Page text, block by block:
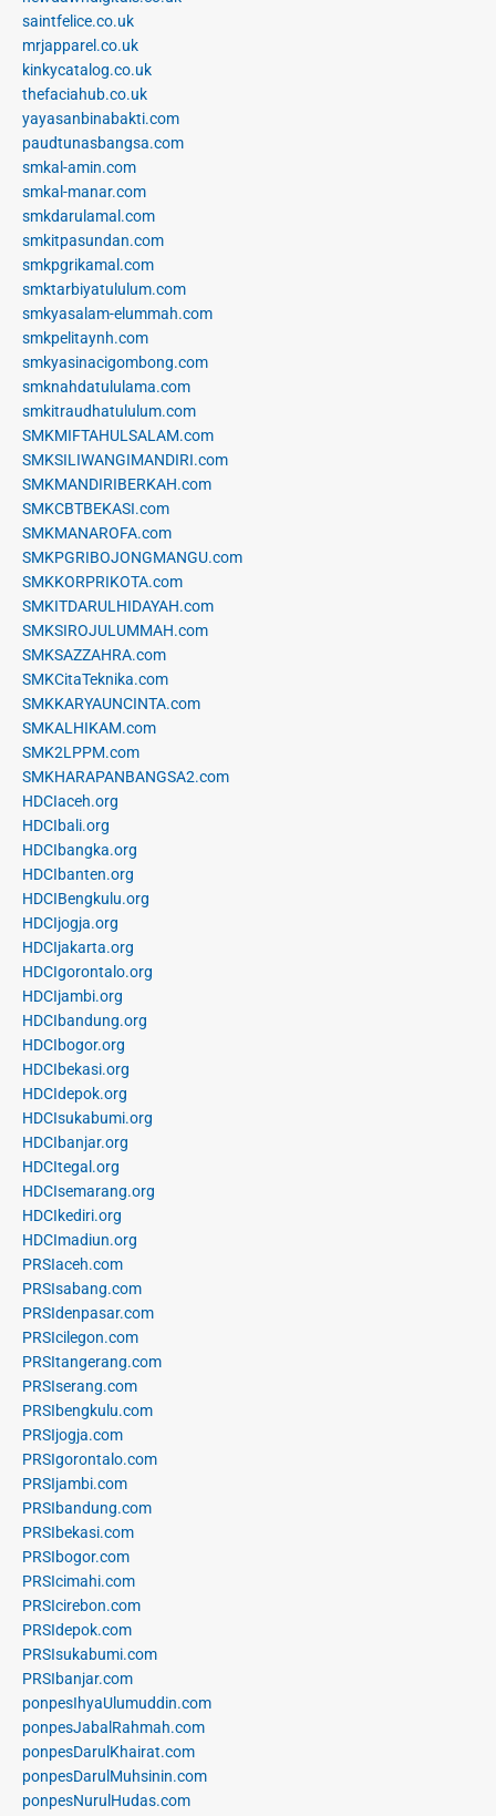
saintfelice.co.uk
mrjapparel.co.uk
kinkycatalog.co.uk
thefaciahub.co.uk
yayasanbinabakti.com
paudtunasbangsa.com
smkal-amin.com
smkal-manar.com
smkdarulamal.com
smkitpasundan.com
smkpgrikamal.com
smktarbiyatululum.com
smkyasalam-elummah.com
smkpelitaynh.com
smkyasinacigombong.com
smknahdatululama.com
smkitraudhatululum.com
SMKMIFTAHULSALAM.com
SMKSILIWANGIMANDIRI.com
SMKMANDIRIBERKAH.com
SMKCBTBEKASI.com
SMKMANAROFA.com
SMKPGRIBOJONGMANGU.com
SMKKORPRIKOTA.com
SMKITDARULHIDAYAH.com
SMKSIROJULUMMAH.com
SMKSAZZAHRA.com
SMKCitaTeknika.com
SMKKARYAUNCINTA.com
SMKALHIKAM.com
SMK2LPPM.com
SMKHARAPANBANGSA2.com
HDCIaceh.org
HDCIbali.org
HDCIbangka.org
HDCIbanten.org
HDCIBengkulu.org
HDCIjogja.org
HDCIjakarta.org
HDCIgorontalo.org
HDCIjambi.org
HDCIbandung.org
HDCIbogor.org
HDCIbekasi.org
HDCIdepok.org
HDCIsukabumi.org
HDCIbanjar.org
HDCItegal.org
HDCIsemarang.org
HDCIkediri.org
HDCImadiun.org
PRSIaceh.com
PRSIsabang.com
PRSIdenpasar.com
PRSIcilegon.com
PRSItangerang.com
PRSIserang.com
PRSIbengkulu.com
PRSIjogja.com
PRSIgorontalo.com
PRSIjambi.com
PRSIbandung.com
PRSIbekasi.com
PRSIbogor.com
PRSIcimahi.com
PRSIcirebon.com
PRSIdepok.com
PRSIsukabumi.com
PRSIbanjar.com
ponpesIhyaUlumuddin.com
ponpesJabalRahmah.com
ponpesDarulKhairat.com
ponpesDarulMuhsinin.com
ponpesNurulHudas.com